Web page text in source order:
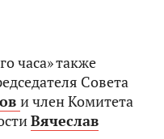
часа» также
Совета
и член Комитета
Вячеслав